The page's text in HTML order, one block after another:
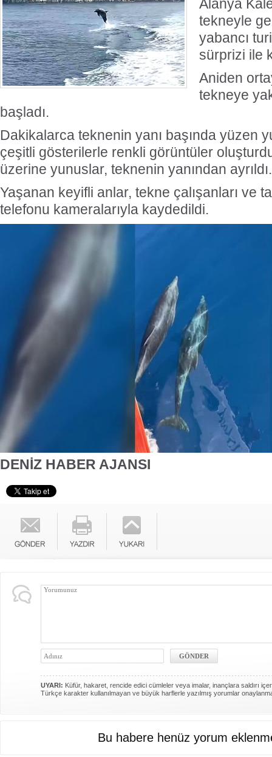
Alanya
tekneyle
yabancı
sürprizi ile
Aniden
tekneye
başladı.
Dakikalarca teknenin yanı başında yüzen
çeşitli gösterilerle renkli görüntüler
üzerine yunuslar, teknenin yanından ayrıldı.
Yaşanan keyifli anlar, tekne çalışanları ve
telefonu kameralarıyla kaydedildi.
DENİZ HABER AJANSI
UYARI: Küfür, hakaret, rencide edici cümleler veya imalar, inançlara saldırı
Türkçe karakter kullanılmayan ve büyük harflerle yazılmış yorumlar
Bu habere henüz yorum